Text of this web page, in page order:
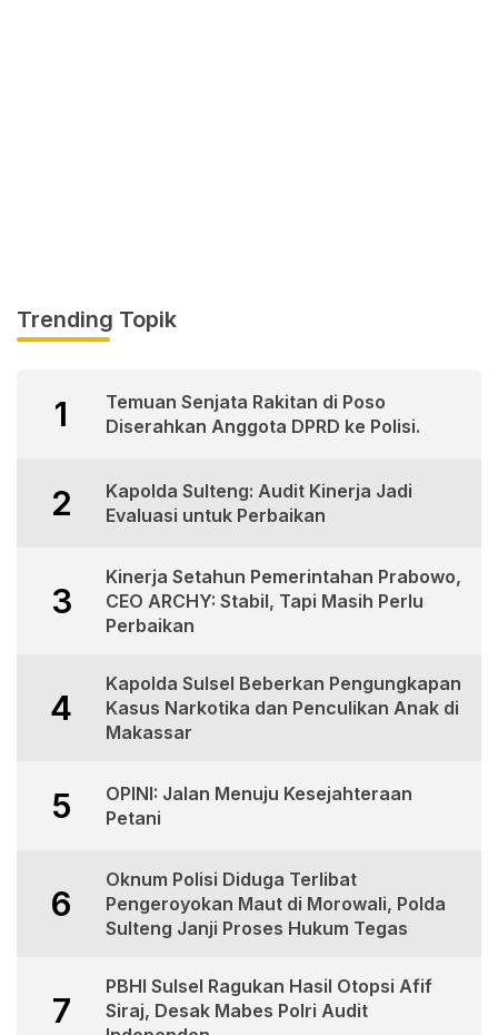
Trending Topik
1
Temuan Senjata Rakitan di Poso
Diserahkan Anggota DPRD ke Polisi.
2
Kapolda Sulteng: Audit Kinerja Jadi
Evaluasi untuk Perbaikan
3
Kinerja Setahun Pemerintahan Prabowo,
CEO ARCHY: Stabil, Tapi Masih Perlu
Perbaikan
4
Kapolda Sulsel Beberkan Pengungkapan
Kasus Narkotika dan Penculikan Anak di
Makassar
5
OPINI: Jalan Menuju Kesejahteraan
Petani
6
Oknum Polisi Diduga Terlibat
Pengeroyokan Maut di Morowali, Polda
Sulteng Janji Proses Hukum Tegas
7
PBHI Sulsel Ragukan Hasil Otopsi Afif
Siraj, Desak Mabes Polri Audit